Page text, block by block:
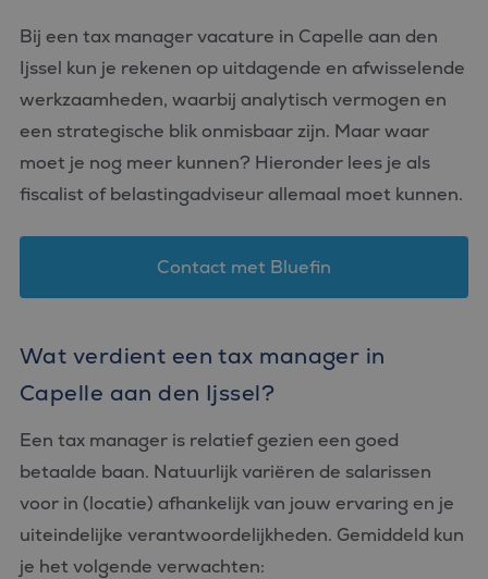
Bij een tax manager vacature in Capelle aan den
Ijssel kun je rekenen op uitdagende en afwisselende
werkzaamheden, waarbij analytisch vermogen en
een strategische blik onmisbaar zijn. Maar waar
moet je nog meer kunnen? Hieronder lees je als
fiscalist of belastingadviseur allemaal moet kunnen.
Contact met Bluefin
Wat verdient een tax manager in
Capelle aan den Ijssel?
Een tax manager is relatief gezien een goed
betaalde baan. Natuurlijk variëren de salarissen
voor in (locatie) afhankelijk van jouw ervaring en je
uiteindelijke verantwoordelijkheden. Gemiddeld kun
je het volgende verwachten: